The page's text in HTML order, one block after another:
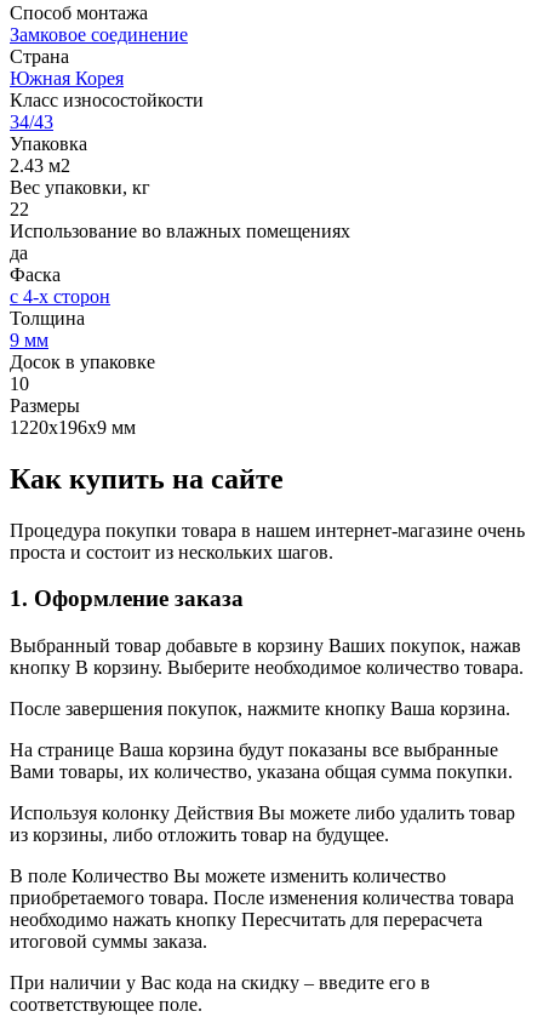
Способ монтажа
Замковое соединение
Страна
Южная Корея
Класс износостойкости
34/43
Упаковка
2.43 м2
Вес упаковки, кг
22
Использование во влажных помещениях
да
Фаска
с 4-х сторон
Толщина
9 мм
Досок в упаковке
10
Размеры
1220х196х9 мм
Как купить на сайте
Процедура покупки товара в нашем интернет-магазине очень
проста и состоит из нескольких шагов.
1. Оформление заказа
Выбранный товар добавьте в корзину Ваших покупок, нажав
кнопку В корзину. Выберите необходимое количество товара.
После завершения покупок, нажмите кнопку Ваша корзина.
На странице Ваша корзина будут показаны все выбранные
Вами товары, их количество, указана общая сумма покупки.
Используя колонку Действия Вы можете либо удалить товар
из корзины, либо отложить товар на будущее.
В поле Количество Вы можете изменить количество
приобретаемого товара. После изменения количества товара
необходимо нажать кнопку Пересчитать для перерасчета
итоговой суммы заказа.
При наличии у Вас кода на скидку – введите его в
соответствующее поле.